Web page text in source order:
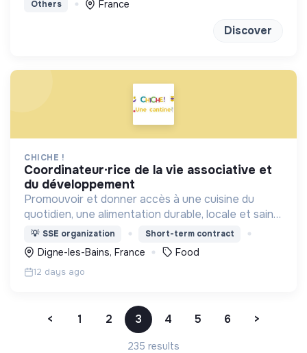
Others France
Discover
CHICHE !
coordinateur·rice de la vie associative et
du développement
Promouvoir et donner accès à une cuisine du
quotidien, une alimentation durable, locale et saine
au plus grand nombre et plus particulièrement aux
personnes en précarité alimentaire.
💡 SSE organization Short-term contract
Digne-les-Bains, France Food
12 days ago
< 1 2 3 4 5 6 >
235 results